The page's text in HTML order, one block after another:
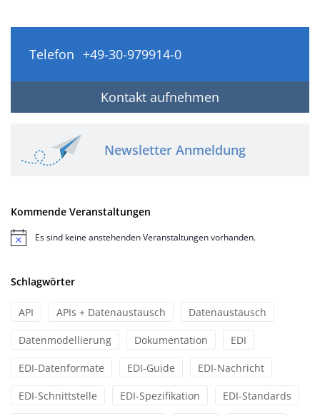
Telefon +49-30-979914-0
Kontakt aufnehmen
Newsletter Anmeldung
Kommende Veranstaltungen
HinweisEs sind keine anstehenden Veranstaltungen vorhanden.
Schlagwörter
API APIs + Datenaustausch Datenaustausch
Datenmodellierung Dokumentation EDI
EDI-Datenformate EDI-Guide EDI-Nachricht
EDI-Schnittstelle EDI-Spezifikation EDI-Standards